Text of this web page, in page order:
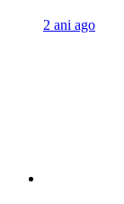
2 ani ago